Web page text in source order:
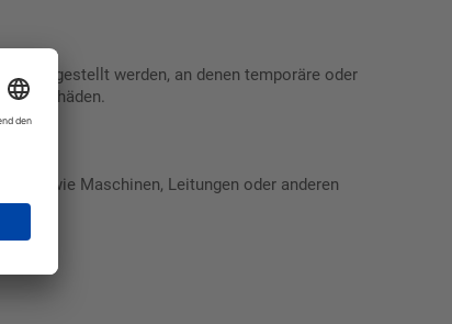
aufgestellt werden, an denen temporäre oder
wie Maschinen, Leitungen oder anderen